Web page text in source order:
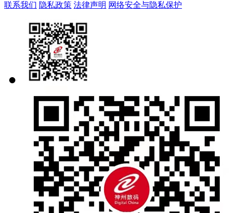
联系我们 隐私政策 法律声明 网络安全与隐私保护